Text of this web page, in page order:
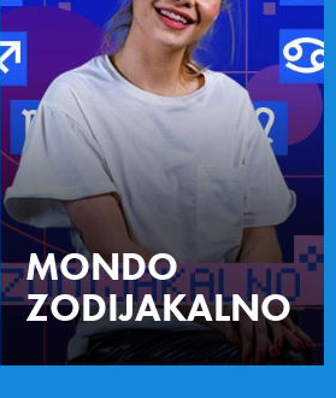
MONDO
ZODIJAKALNO